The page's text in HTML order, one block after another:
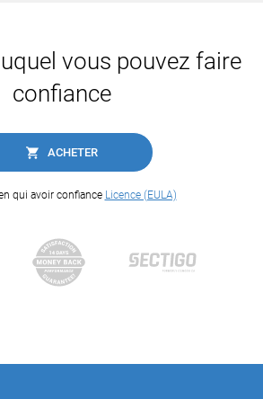
vous pouvez faire
confiance
ACHETER
qui avoir confiance Licence (EULA)